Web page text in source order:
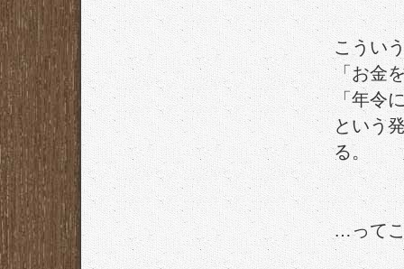
こうい
「お金
「年令
という
る。
…って